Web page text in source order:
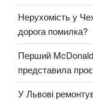
Нерухомість у
дорога помилка?
Перший
представила
У Львові